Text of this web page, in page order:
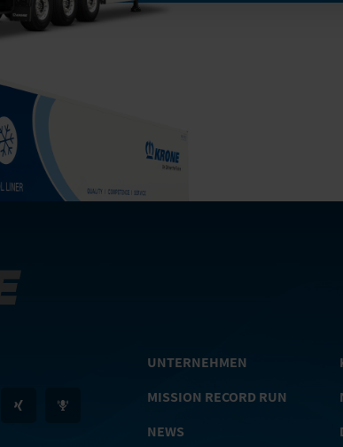
UNTERNEHMEN
MISSION RECORD RUN
NEWS